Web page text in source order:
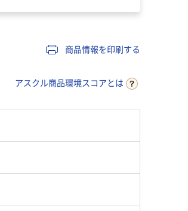
商品情報を印刷する
アスクル商品環境スコアとは